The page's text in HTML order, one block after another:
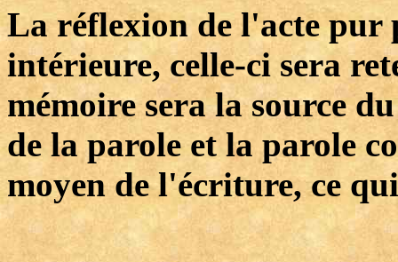
La réflexion de l'acte pur
intérieure, celle-ci sera
mémoire sera la source
de la parole et la parole
moyen de l'écriture, ce